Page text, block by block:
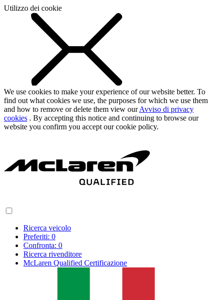
Utilizzo dei cookie
We use cookies to make your experience of our website better. To
find out what cookies we use, the purposes for which we use them
and how to remove or delete them view ourAvviso di privacy
cookies . By accepting this notice and continuing to browse our
website you confirm you accept our cookie policy.
Ricerca veicolo
Preferiti: 0
Confronta: 0
Ricerca rivenditore
McLaren Qualified Certificazione